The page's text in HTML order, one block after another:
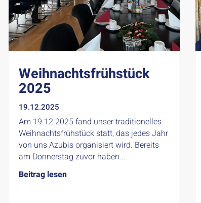
Weihnachtsfrühstück
2025
19.12.2025
Am 19.12.2025 fand unser traditionelles
Weihnachtsfrühstück statt, das jedes Jahr
von uns Azubis organisiert wird. Bereits
am Donnerstag zuvor haben...
Beitrag lesen